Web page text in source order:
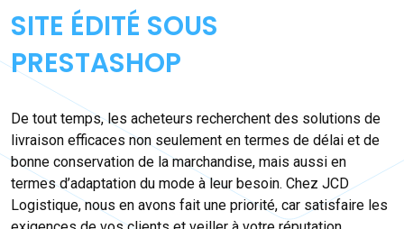
SITE ÉDITÉ SOUS
PRESTASHOP
De tout temps, les acheteurs recherchent des solutions de
livraison efficaces non seulement en termes de délai et de
bonne conservation de la marchandise, mais aussi en
termes d’adaptation du mode à leur besoin. Chez JCD
Logistique, nous en avons fait une priorité, car satisfaire les